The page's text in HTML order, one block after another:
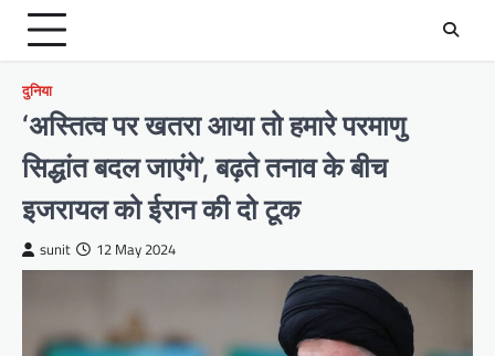
दुनिया
‘अस्तित्व पर खतरा आया तो हमारे परमाणु
सिद्धांत बदल जाएंगे’, बढ़ते तनाव के बीच
इजरायल को ईरान की दो टूक
sunit 12 May 2024